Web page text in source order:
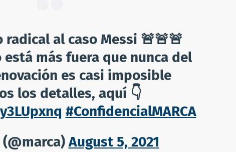
radical al caso Messi 🚨🚨🚨
está más fuera que nunca del
es casi imposible
los detalles, aquí 👇
#ConfidencialMARCA
(@marca)August 5, 2021